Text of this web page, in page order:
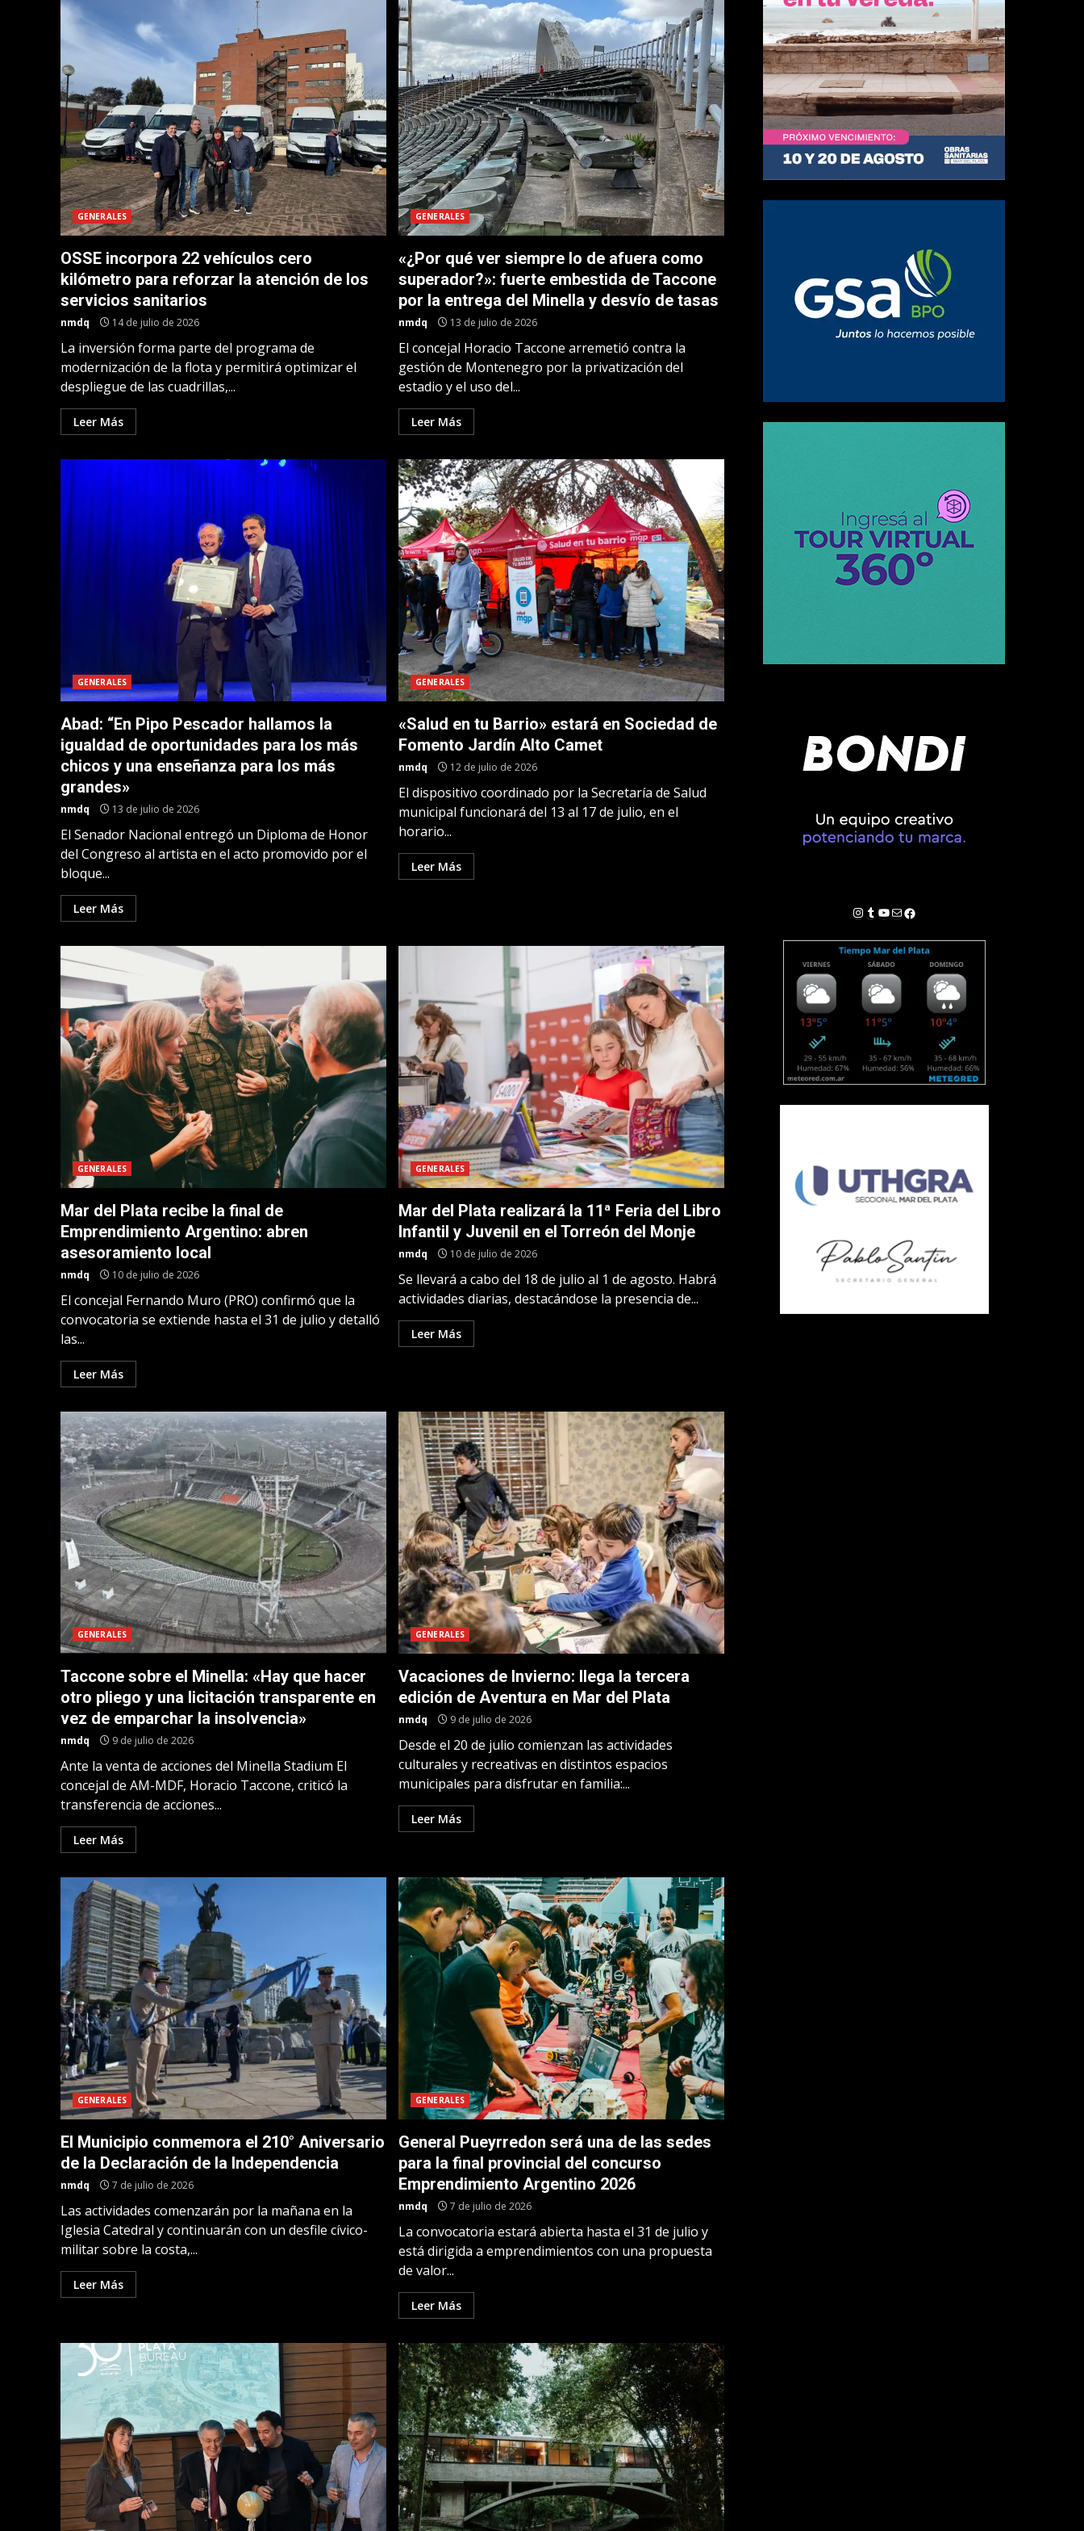
GENERALES
OSSE incorpora 22 vehículos cero
kilómetro para reforzar la atención de los
servicios sanitarios
nmdq 14 de julio de 2026
La inversión forma parte del programa de
modernización de la flota y permitirá optimizar el
despliegue de las cuadrillas,...
Leer Más
GENERALES
«¿Por qué ver siempre lo de afuera como
superador?»: fuerte embestida de Taccone
por la entrega del Minella y desvío de tasas
nmdq 13 de julio de 2026
El concejal Horacio Taccone arremetió contra la
gestión de Montenegro por la privatización del
estadio y el uso del...
Leer Más
GENERALES
Abad: “En Pipo Pescador hallamos la
igualdad de oportunidades para los más
chicos y una enseñanza para los más
grandes»
nmdq 13 de julio de 2026
El Senador Nacional entregó un Diploma de Honor
del Congreso al artista en el acto promovido por el
bloque...
Leer Más
GENERALES
«Salud en tu Barrio» estará en Sociedad de
Fomento Jardín Alto Camet
nmdq 12 de julio de 2026
El dispositivo coordinado por la Secretaría de Salud
municipal funcionará del 13 al 17 de julio, en el
horario...
Leer Más
GENERALES
Mar del Plata recibe la final de
Emprendimiento Argentino: abren
asesoramiento local
nmdq 10 de julio de 2026
El concejal Fernando Muro (PRO) confirmó que la
convocatoria se extiende hasta el 31 de julio y detalló
las...
Leer Más
GENERALES
Mar del Plata realizará la 11ª Feria del Libro
Infantil y Juvenil en el Torreón del Monje
nmdq 10 de julio de 2026
Se llevará a cabo del 18 de julio al 1 de agosto. Habrá
actividades diarias, destacándose la presencia de...
Leer Más
GENERALES
Taccone sobre el Minella: «Hay que hacer
otro pliego y una licitación transparente en
vez de emparchar la insolvencia»
nmdq 9 de julio de 2026
Ante la venta de acciones del Minella Stadium El
concejal de AM-MDF, Horacio Taccone, criticó la
transferencia de acciones...
Leer Más
GENERALES
Vacaciones de Invierno: llega la tercera
edición de Aventura en Mar del Plata
nmdq 9 de julio de 2026
Desde el 20 de julio comienzan las actividades
culturales y recreativas en distintos espacios
municipales para disfrutar en familia:...
Leer Más
GENERALES
El Municipio conmemora el 210° Aniversario
de la Declaración de la Independencia
nmdq 7 de julio de 2026
Las actividades comenzarán por la mañana en la
Iglesia Catedral y continuarán con un desfile cívico-
militar sobre la costa,...
Leer Más
GENERALES
General Pueyrredon será una de las sedes
para la final provincial del concurso
Emprendimiento Argentino 2026
nmdq 7 de julio de 2026
La convocatoria estará abierta hasta el 31 de julio y
está dirigida a emprendimientos con una propuesta
de valor...
Leer Más
Instagram
Tumblr
YouTube
Correo electrónico
Facebook